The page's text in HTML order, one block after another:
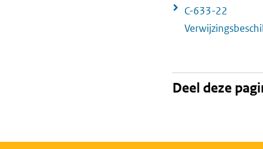
C-633-22
Deel deze